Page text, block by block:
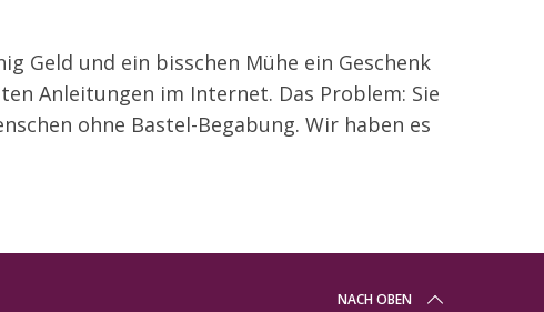
Geld und ein bisschen Mühe ein Geschenk
Anleitungen im Internet. Das Problem: Sie
ohne Bastel-Begabung. Wir haben es
NACH OBEN